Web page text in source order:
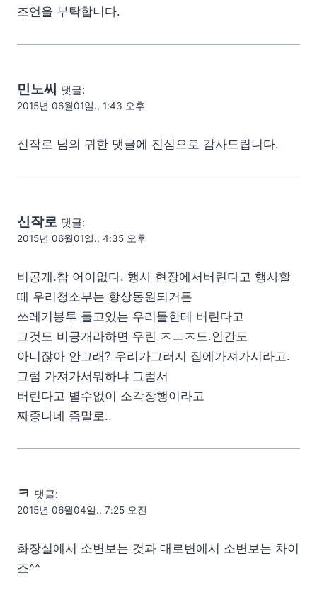
조언을 부탁합니다.
민노씨 댓글:
2015년 06월01일., 1:43 오후
신작로 님의 귀한 댓글에 진심으로 감사드립니다.
신작로 댓글:
2015년 06월01일., 4:35 오후
비공개.참 어이없다. 행사 현장에서버린다고 행사할
때 우리청소부는 항상동원되거든
쓰레기봉투 들고있는 우리들한테 버린다고
그것도 비공개라하면 우린 ㅈㅗㅈ도.인간도
아니잖아 안그래? 우리가그러지 집에가져가시라고.
그럼 가져가서뭐하냐 그럼서
버린다고 별수없이 소각장행이라고
짜증나네 즘말로..
ㅋ 댓글:
2015년 06월04일., 7:25 오전
화장실에서 소변보는 것과 대로변에서 소변보는 차이
죠^^